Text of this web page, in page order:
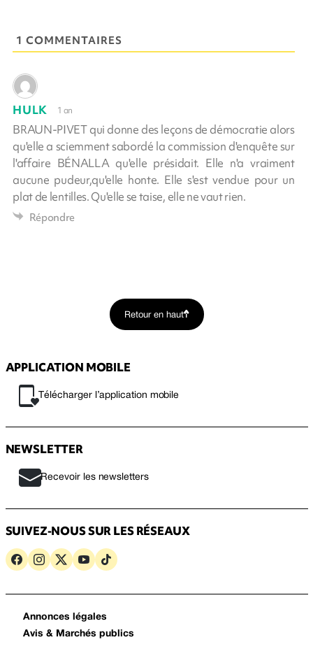
1 COMMENTAIRES
HULK 1 an
BRAUN-PIVET qui donne des leçons de démocratie alors
qu'elle a sciemment sabordé la commission d'enquête sur
l'affaire BÉNALLA qu'elle présidait. Elle n'a vraiment
aucune pudeur,qu'elle honte. Elle s'est vendue pour un
plat de lentilles. Qu'elle se taise, elle ne vaut rien.
Répondre
Retour en haut
APPLICATION MOBILE
Télécharger l’application mobile
NEWSLETTER
Recevoir les newsletters
SUIVEZ-NOUS SUR LES RÉSEAUX
Annonces légales
Avis & Marchés publics